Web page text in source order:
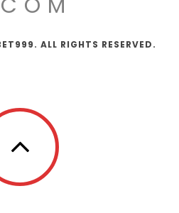
ALL RIGHTS RESERVED.